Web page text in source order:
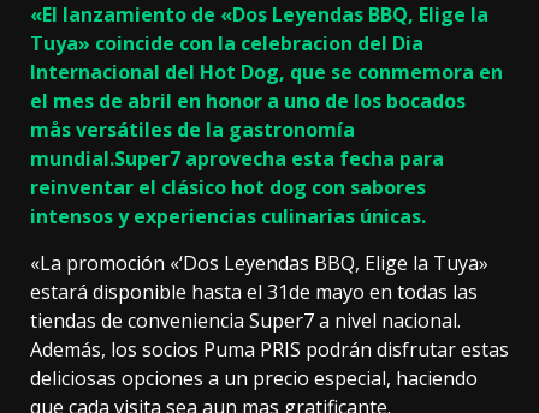
«El lanzamiento de «Dos Leyendas BBQ, Elige la
Tuya» coincide con la celebracion del Dia
Internacional del Hot Dog, que se conmemora en
el mes de abril en honor a uno de los bocados
mås versátiles de la gastronomía
mundial.Super7 aprovecha esta fecha para
reinventar el clásico hot dog con sabores
intensos y experiencias culinarias únicas.
«La promoción «‘Dos Leyendas BBQ, Elige la Tuya»
estará disponible hasta el 31de mayo en todas las
tiendas de conveniencia Super7 a nivel nacional.
Además, los socios Puma PRIS podrán disfrutar estas
deliciosas opciones a un precio especial, haciendo
que cada visita sea aun mas gratificante.